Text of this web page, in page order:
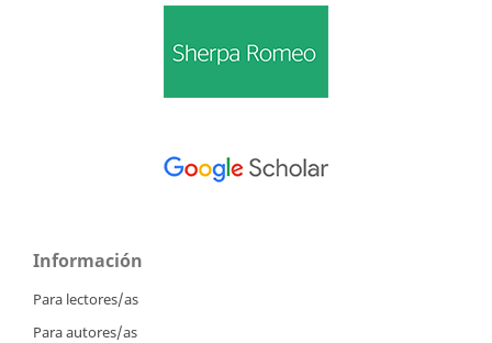
Información
Para lectores/as
Para autores/as